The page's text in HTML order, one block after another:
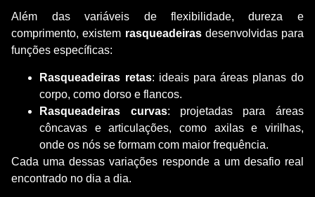
Além das variáveis de flexibilidade, dureza e
comprimento, existem rasqueadeiras desenvolvidas para
funções específicas:
Rasqueadeiras retas: ideais para áreas planas do
corpo, como dorso e flancos.
Rasqueadeiras curvas: projetadas para áreas
côncavas e articulações, como axilas e virilhas,
onde os nós se formam com maior frequência.
Cada uma dessas variações responde a um desafio real
encontrado no dia a dia.